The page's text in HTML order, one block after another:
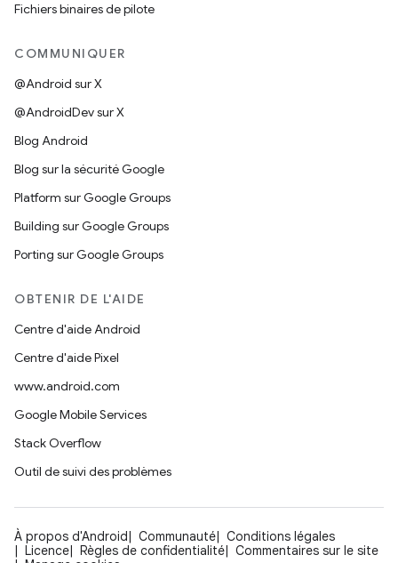
Fichiers binaires de pilote
COMMUNIQUER
@Android sur X
@AndroidDev sur X
Blog Android
Blog sur la sécurité Google
Platform sur Google Groups
Building sur Google Groups
Porting sur Google Groups
OBTENIR DE L'AIDE
Centre d'aide Android
Centre d'aide Pixel
www.android.com
Google Mobile Services
Stack Overflow
Outil de suivi des problèmes
À propos d'Android Communauté
Conditions légales
Licence
Règles de confidentialité
Commentaires sur le site